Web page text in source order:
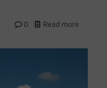
0 Read more